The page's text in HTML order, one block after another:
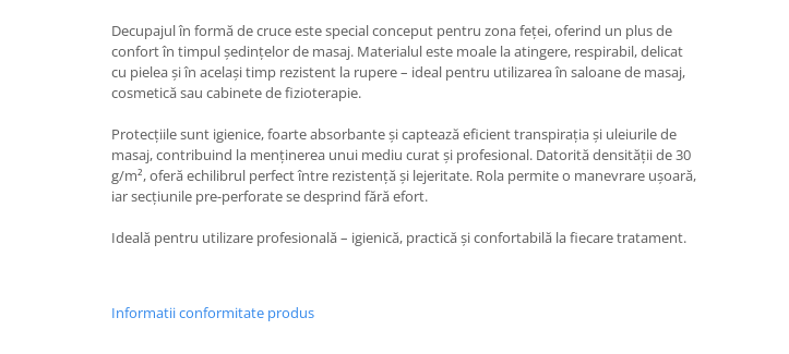
SETURI DE MASA
CUMPARA LA BAX - 1+1 Gratis
DECORURI DE MASA TEMATICE
DECOR ALB & IVORY
DECOR ROSU & BORDO
DECOR VERDE
DECOR LILA & MOV
Decupajul în formă de cruce este special conceput pentru zona feței, oferind un plus de
confort în timpul ședințelor de masaj. Materialul este moale la atingere, respirabil, delicat
cu pielea și în același timp rezistent la rupere – ideal pentru utilizarea în saloane de masaj,
cosmetică sau cabinete de fizioterapie.
Protecțiile sunt igienice, foarte absorbante și captează eficient transpirația și uleiurile de
masaj, contribuind la menținerea unui mediu curat și profesional. Datorită densității de 30
g/m², oferă echilibrul perfect între rezistență și lejeritate. Rola permite o manevrare ușoară,
iar secțiunile pre-perforate se desprind fără efort.
Ideală pentru utilizare profesională – igienică, practică și confortabilă la fiecare tratament.
Informatii conformitate produs